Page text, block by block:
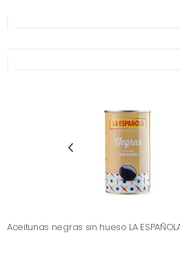
Aceitunas negras sin hueso LA